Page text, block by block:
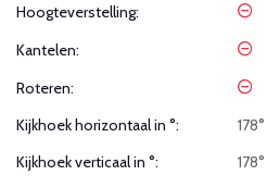
Hoogteverstelling:
Kantelen:
Roteren:
Kijkhoek horizontaal in °:
178°
Kijkhoek verticaal in °:
178°